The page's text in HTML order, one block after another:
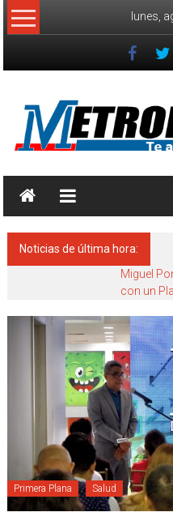
Saltar
al
lunes,
Diario
Metropolitano
Te
Acerca
Verdad
Noticias de última hora:
Miguel
con un
Primera Plana Salud